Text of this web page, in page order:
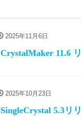
2025年11月6日
CrystalMaker 11.6
2025年10月23日
SingleCrystal 5.3リ